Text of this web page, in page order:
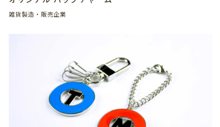
雑貨製造・販売企業